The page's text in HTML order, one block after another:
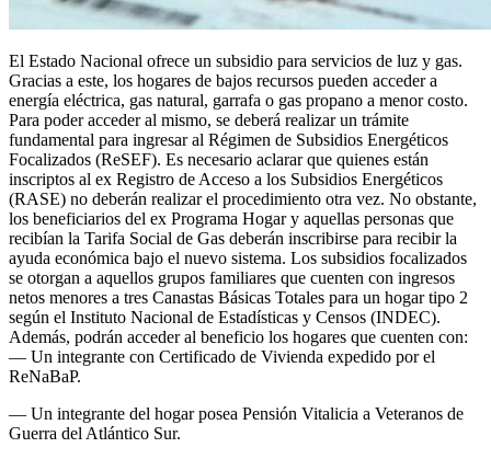
El Estado Nacional ofrece un subsidio para servicios de luz y gas.
Gracias a este, los hogares de bajos recursos pueden acceder a
energía eléctrica, gas natural, garrafa o gas propano a menor costo.
Para poder acceder al mismo, se deberá realizar un trámite
fundamental para ingresar al Régimen de Subsidios Energéticos
Focalizados (ReSEF). Es necesario aclarar que quienes están
inscriptos al ex Registro de Acceso a los Subsidios Energéticos
(RASE) no deberán realizar el procedimiento otra vez. No obstante,
los beneficiarios del ex Programa Hogar y aquellas personas que
recibían la Tarifa Social de Gas deberán inscribirse para recibir la
ayuda económica bajo el nuevo sistema. Los subsidios focalizados
se otorgan a aquellos grupos familiares que cuenten con ingresos
netos menores a tres Canastas Básicas Totales para un hogar tipo 2
según el Instituto Nacional de Estadísticas y Censos (INDEC).
Además, podrán acceder al beneficio los hogares que cuenten con:
— Un integrante con Certificado de Vivienda expedido por el
ReNaBaP.
— Un integrante del hogar posea Pensión Vitalicia a Veteranos de
Guerra del Atlántico Sur.